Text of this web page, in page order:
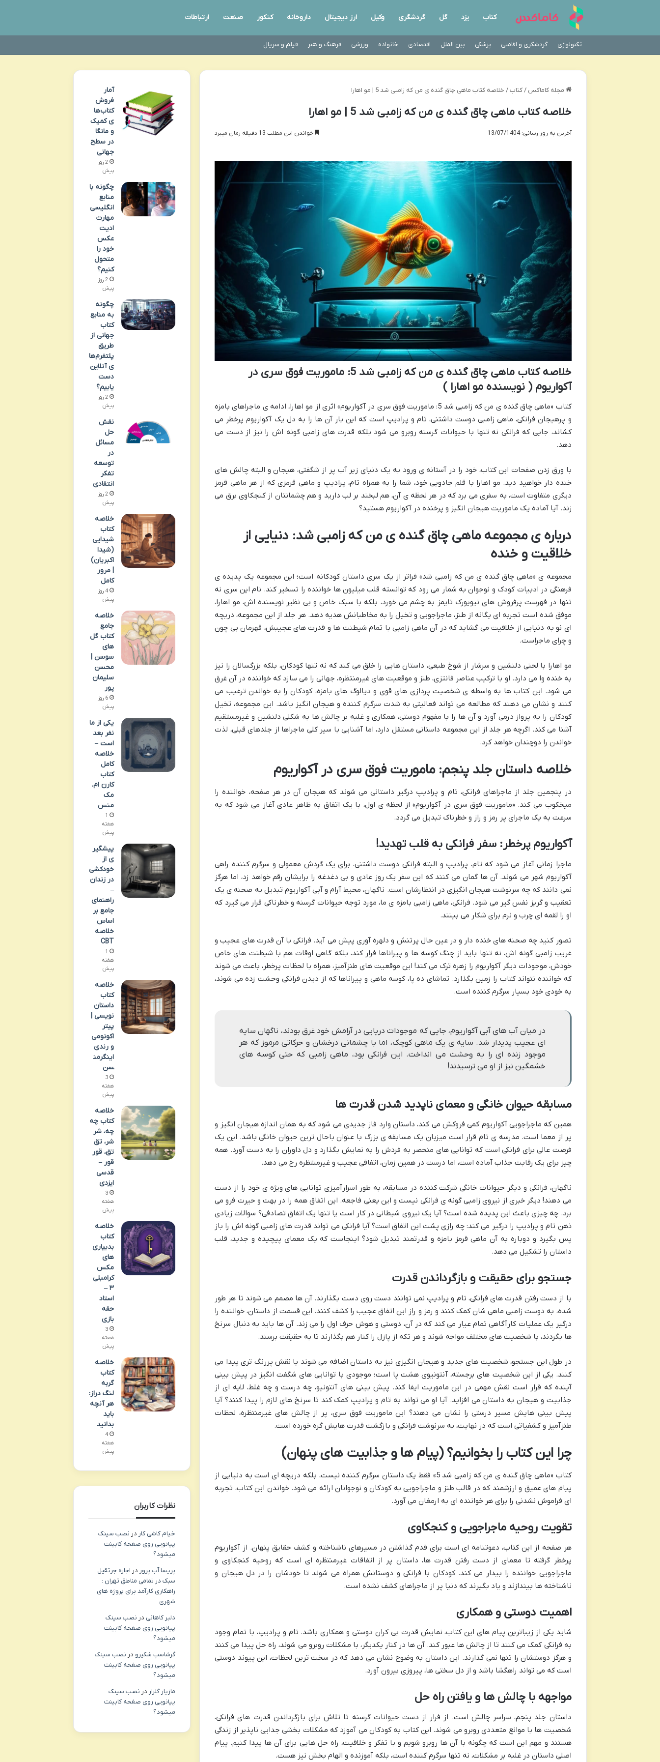
کتاب یزد گل گردشگری وکیل ارز دیجیتال داروخانه کنکور صنعت ارتباطات
تکنولوژی گردشگری و اقامتی پزشکی بین الملل اقتصادی خانواده ورزشی فرهنگ و هنر فیلم و سریال
مجله کاماکس / کتاب / خلاصه کتاب ماهی چاق گنده ی من که زامبی شد 5 | مو اهارا
خلاصه کتاب ماهی چاق گنده ی من که زامبی شد 5 | مو اهارا
آخرین به روز رسانی: 13/07/1404 خواندن این مطلب 13 دقیقه زمان میبرد
خلاصه کتاب ماهی چاق گنده ی من که زامبی شد 5: ماموریت فوق سری در
آکواریوم ( نویسنده مو اهارا )
کتاب «ماهی چاق گنده ی من که زامبی شد 5: ماموریت فوق سری در آکواریوم» اثری از مو اهارا، ادامه ی ماجراهای بامزه
و پرهیجان فرانکی، ماهی زامبی دوست داشتنی، تام و پرادیپ است که این بار آن ها را به دل یک آکواریوم پرخطر می
کشاند، جایی که فرانکی نه تنها با حیوانات گرسنه روبرو می شود بلکه قدرت های زامبی گونه اش را نیز از دست می
دهد.
با ورق زدن صفحات این کتاب، خود را در آستانه ی ورود به یک دنیای زیر آب پر از شگفتی، هیجان و البته چالش های
خنده دار خواهید دید. مو اهارا با قلم جادویی خود، شما را به همراه تام، پرادیپ و ماهی قرمزی که از هر ماهی قرمز
دیگری متفاوت است، به سفری می برد که در هر لحظه ی آن، هم لبخند بر لب دارید و هم چشمانتان از کنجکاوی برق می
زند. آیا آماده یک ماموریت هیجان انگیز و پرخنده در آکواریوم هستید؟
درباره ی مجموعه ماهی چاق گنده ی من که زامبی شد: دنیایی از
خلاقیت و خنده
مجموعه ی «ماهی چاق گنده ی من که زامبی شد» فراتر از یک سری داستان کودکانه است؛ این مجموعه یک پدیده ی
فرهنگی در ادبیات کودک و نوجوان به شمار می رود که توانسته قلب میلیون ها خواننده را تسخیر کند. نام این سری نه
تنها در فهرست پرفروش های نیویورک تایمز به چشم می خورد، بلکه با سبک خاص و بی نظیر نویسنده اش، مو اهارا،
موفق شده است تجربه ای یگانه از طنز، ماجراجویی و تخیل را به مخاطبانش هدیه دهد. هر جلد از این مجموعه، دریچه
ای نو به دنیایی از خلاقیت می گشاید که در آن ماهی زامبی با تمام شیطنت ها و قدرت های عجیبش، قهرمان بی چون
و چرای ماجراست.
مو اهارا با لحنی دلنشین و سرشار از شوخ طبعی، داستان هایی را خلق می کند که نه تنها کودکان، بلکه بزرگسالان را نیز
به خنده وا می دارد. او با ترکیب عناصر فانتزی، طنز و موقعیت های غیرمنتظره، جهانی را می سازد که خواننده در آن غرق
می شود. این کتاب ها به واسطه ی شخصیت پردازی های قوی و دیالوگ های بامزه، کودکان را به خواندن ترغیب می
کنند و نشان می دهند که مطالعه می تواند فعالیتی به شدت سرگرم کننده و هیجان انگیز باشد. این مجموعه، تخیل
کودکان را به پرواز درمی آورد و آن ها را با مفهوم دوستی، همکاری و غلبه بر چالش ها به شکلی دلنشین و غیرمستقیم
آشنا می کند. اگرچه هر جلد از این مجموعه داستانی مستقل دارد، اما آشنایی با سیر کلی ماجراها از جلدهای قبلی، لذت
خواندن را دوچندان خواهد کرد.
خلاصه داستان جلد پنجم: ماموریت فوق سری در آکواریوم
در پنجمین جلد از ماجراهای فرانکی، تام و پرادیپ درگیر داستانی می شوند که هیجان آن در هر صفحه، خواننده را
میخکوب می کند. «ماموریت فوق سری در آکواریوم» از لحظه ی اول، با یک اتفاق به ظاهر عادی آغاز می شود که به
سرعت به یک ماجرای پر رمز و راز و خطرناک تبدیل می گردد.
آکواریوم پرخطر: سفر فرانکی به قلب تهدید!
ماجرا زمانی آغاز می شود که تام، پرادیپ و البته فرانکی دوست داشتنی، برای یک گردش معمولی و سرگرم کننده راهی
آکواریوم شهر می شوند. آن ها گمان می کنند که این سفر یک روز عادی و بی دغدغه را برایشان رقم خواهد زد، اما هرگز
نمی دانند که چه سرنوشت هیجان انگیزی در انتظارشان است. ناگهان، محیط آرام و آبی آکواریوم تبدیل به صحنه ی یک
تعقیب و گریز نفس گیر می شود. فرانکی، ماهی زامبی بامزه ی ما، مورد توجه حیوانات گرسنه و خطرناکی قرار می گیرد که
او را لقمه ای چرب و نرم برای شکار می بینند.
تصور کنید چه صحنه های خنده دار و در عین حال پرتنش و دلهره آوری پیش می آید. فرانکی با آن قدرت های عجیب و
غریب زامبی گونه اش، نه تنها باید از چنگ کوسه ها و پیراناها فرار کند، بلکه گاهی اوقات هم با شیطنت های خاص
خودش، موجودات دیگر آکواریوم را زهره ترک می کند! این موقعیت های طنزآمیز، همراه با لحظات پرخطر، باعث می شوند
که خواننده نتواند کتاب را زمین بگذارد. تماشای ده پا، کوسه ماهی و پیراناها که از دیدن فرانکی وحشت زده می شوند،
به خودی خود بسیار سرگرم کننده است.
در میان آب های آبی آکواریوم، جایی که موجودات دریایی در آرامش خود غرق بودند، ناگهان سایه
ای عجیب پدیدار شد. سایه ی یک ماهی کوچک، اما با چشمانی درخشان و حرکاتی مرموز که هر
موجود زنده ای را به وحشت می انداخت. این فرانکی بود، ماهی زامبی که حتی کوسه های
خشمگین نیز از او می ترسیدند!
مسابقه حیوان خانگی و معمای ناپدید شدن قدرت ها
همین که ماجراجویی آکواریوم کمی فروکش می کند، داستان وارد فاز جدیدی می شود که به همان اندازه هیجان انگیز و
پر از معما است. مدرسه ی تام قرار است میزبان یک مسابقه ی بزرگ با عنوان باحال ترین حیوان خانگی باشد. این یک
فرصت عالی برای فرانکی است که توانایی های منحصر به فردش را به نمایش بگذارد و دل داوران را به دست آورد. همه
چیز برای یک رقابت جذاب آماده است، اما درست در همین زمان، اتفاقی عجیب و غیرمنتظره رخ می دهد.
ناگهان، فرانکی و دیگر حیوانات خانگی شرکت کننده در مسابقه، به طور اسرارآمیزی توانایی های ویژه ی خود را از دست
می دهند! دیگر خبری از نیروی زامبی گونه ی فرانکی نیست و این یعنی فاجعه. این اتفاق همه را در بهت و حیرت فرو می
برد. چه چیزی باعث این پدیده شده است؟ آیا یک نیروی شیطانی در کار است یا تنها یک اتفاق تصادفی؟ سوالات زیادی
ذهن تام و پرادیپ را درگیر می کند: چه رازی پشت این اتفاق است؟ آیا فرانکی می تواند قدرت های زامبی گونه اش را باز
پس بگیرد و دوباره به آن ماهی قرمز بامزه و قدرتمند تبدیل شود؟ اینجاست که یک معمای پیچیده و جدید، قلب
داستان را تشکیل می دهد.
جستجو برای حقیقت و بازگرداندن قدرت
با از دست رفتن قدرت های فرانکی، تام و پرادیپ نمی توانند دست روی دست بگذارند. آن ها مصمم می شوند تا هر طور
شده، به دوست زامبی ماهی شان کمک کنند و رمز و راز این اتفاق عجیب را کشف کنند. این قسمت از داستان، خواننده را
درگیر یک عملیات کارآگاهی تمام عیار می کند که در آن، دوستی و هوش حرف اول را می زند. آن ها باید به دنبال سرنخ
ها بگردند، با شخصیت های مختلف مواجه شوند و هر تکه از پازل را کنار هم بگذارند تا به حقیقت برسند.
در طول این جستجو، شخصیت های جدید و هیجان انگیزی نیز به داستان اضافه می شوند یا نقش پررنگ تری پیدا می
کنند. یکی از این شخصیت های برجسته، آنتونیوی هشت پا است؛ موجودی با توانایی های شگفت انگیز در پیش بینی
آینده که قرار است نقش مهمی در این ماموریت ایفا کند. پیش بینی های آنتونیو، چه درست و چه غلط، لایه ای از
جذابیت و هیجان به داستان می افزاید. آیا او می تواند به تام و پرادیپ کمک کند تا سرنخ های لازم را پیدا کنند؟ آیا
پیش بینی هایش مسیر درستی را نشان می دهند؟ این ماموریت فوق سری، پر از چالش های غیرمنتظره، لحظات
طنزآمیز و کشفیاتی است که در نهایت، به سرنوشت فرانکی و بازگشت قدرت هایش گره خورده است.
چرا این کتاب را بخوانیم؟ (پیام ها و جذابیت های پنهان)
کتاب «ماهی چاق گنده ی من که زامبی شد 5» فقط یک داستان سرگرم کننده نیست، بلکه دریچه ای است به دنیایی از
پیام های عمیق و ارزشمند که در قالب طنز و ماجراجویی به کودکان و نوجوانان ارائه می شود. خواندن این کتاب، تجربه
ای فراموش نشدنی را برای هر خواننده ای به ارمغان می آورد.
تقویت روحیه ماجراجویی و کنجکاوی
هر صفحه از این کتاب، دعوتنامه ای است برای قدم گذاشتن در مسیرهای ناشناخته و کشف حقایق پنهان. از آکواریوم
پرخطر گرفته تا معمای از دست رفتن قدرت ها، داستان پر از اتفاقات غیرمنتظره ای است که روحیه کنجکاوی و
ماجراجویی خواننده را بیدار می کند. کودکان با فرانکی و دوستانش همراه می شوند تا خودشان را در دل هیجان و
ناشناخته ها بیندازند و یاد بگیرند که دنیا پر از ماجراهای کشف نشده است.
اهمیت دوستی و همکاری
شاید یکی از زیباترین پیام های این کتاب، نمایش قدرت بی کران دوستی و همکاری باشد. تام و پرادیپ، با تمام وجود
به فرانکی کمک می کنند تا از چالش ها عبور کند. آن ها در کنار یکدیگر، با مشکلات روبرو می شوند، راه حل پیدا می کنند
و هرگز دوستشان را تنها نمی گذارند. این داستان به وضوح نشان می دهد که در سخت ترین لحظات، این پیوند دوستی
است که می تواند راهگشا باشد و از دل سختی ها، پیروزی بیرون آورد.
مواجهه با چالش ها و یافتن راه حل
داستان جلد پنجم، سراسر چالش است. از فرار از دست حیوانات گرسنه تا تلاش برای بازگرداندن قدرت های فرانکی،
شخصیت ها با موانع متعددی روبرو می شوند. این کتاب به کودکان می آموزد که مشکلات بخشی جدایی ناپذیر از زندگی
هستند و مهم این است که چگونه با آن ها روبرو شویم و با تفکر و خلاقیت، راه حل هایی برای آن ها پیدا کنیم. پیام
اصلی داستان در غلبه بر مشکلات، نه تنها سرگرم کننده است، بلکه آموزنده و الهام بخش نیز هست.
آمار
فروش
کتاب‌ها
ی کمیک
و مانگا
در سطح
جهانی
2 روز
پیش
چگونه با
منابع
انگلیسی
مهارت
ادیت
عکس
خود را
متحول
کنیم؟
2 روز
پیش
چگونه
به منابع
کتاب
جهانی از
طریق
پلتفرم‌ها
ی آنلاین
دست
یابیم؟
2 روز
پیش
نقش
حل
مسائل
در
توسعه
تفکر
انتقادی
2 روز
پیش
خلاصه
کتاب
شیدایی
(شیدا
اکبریان)
| مرور
کامل
4 روز
پیش
خلاصه
جامع
کتاب گل
های
سوسن |
محسن
سلیمان
پور
6 روز
پیش
یکی از ما
نفر بعد
است –
خلاصه
کامل
کتاب
کارن ام.
مک
منس
1
هفته
پیش
پیشگیر
ی از
خودکشی
در زندان
–
راهنمای
جامع بر
اساس
خلاصه
CBT
1
هفته
پیش
خلاصه
کتاب
داستان
نویسی |
پیتر
اکونومی
و رندی
اینگرمن
سن
3
هفته
پیش
خلاصه
کتاب چه
چه، شر
شر، تق
تق، قور
قور –
قدسی
ایزدی
3
هفته
پیش
خلاصه
کتاب
بدبیاری
های
مکس
کرامبلی
۳ –
استاد
حقه
بازی
3
هفته
پیش
خلاصه
کتاب
گربه
لنگ دراز:
هر آنچه
باید
بدانید
4
هفته
پیش
نظرات کاربران
خیام کاشی کار در نصب سینک
پیانویی روی صفحه کابینت
میشود؟
پریسا آب پرور در اجاره جرثقیل
سبک در تمامی مناطق تهران :
راهکاری کارآمد برای پروژه های
شهری
دلبر کاهانی در نصب سینک
پیانویی روی صفحه کابینت
میشود؟
گرشاسپ شکیرو در نصب سینک
پیانویی روی صفحه کابینت
میشود؟
مازیار گلزار در نصب سینک
پیانویی روی صفحه کابینت
میشود؟